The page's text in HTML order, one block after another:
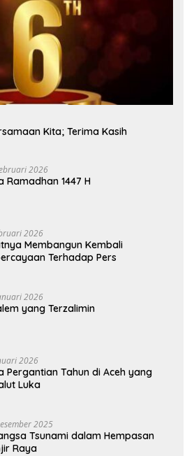
Kita; Terima Kasih
2026
Ramadhan 1447 H
2026
Membangun Kembali
Terhadap Pers
2026
yang Terzalimin
2026
Pergantian Tahun di Aceh yang
Luka
2025
Tsunami dalam Hempasan
Raya